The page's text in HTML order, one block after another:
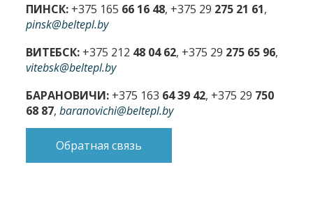
ПИНСК: +375 165 66 16 48, +375 29 275 21 61,
pinsk@beltepl.by
ВИТЕБСК: +375 212 48 04 62, +375 29 275 65 96,
vitebsk@beltepl.by
БАРАНОВИЧИ: +375 163 64 39 42, +375 29 750
68 87,baranovichi@beltepl.by
Обратная связь